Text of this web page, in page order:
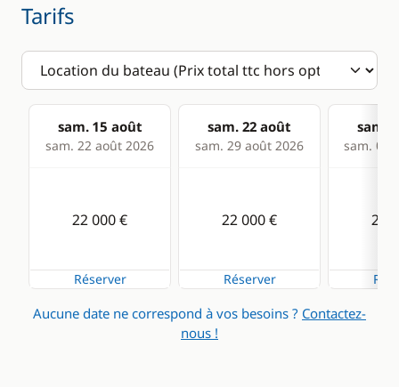
Cuisinière
Micro-ondes
Réfrigérateur
Tarifs
sam. 15 août
sam. 22 août 2026
sam. 22 août
sam. 29 août 2026
sam.
sam. 05
22 000 €
Réserver
22 000 €
Réserver
22
Aucune date ne correspond à vos besoins ? Contactez-
nous !